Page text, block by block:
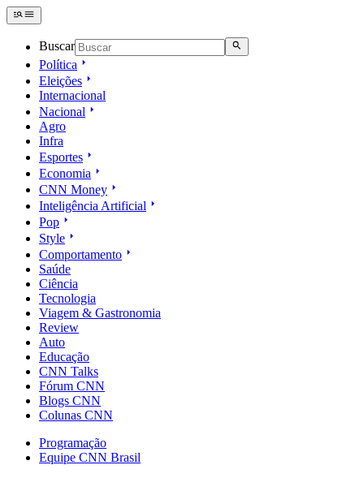
Buscar
Política
Eleições
Internacional
Nacional
Agro
Infra
Esportes
Economia
CNN Money
Inteligência Artificial
Pop
Style
Comportamento
Saúde
Ciência
Tecnologia
Viagem & Gastronomia
Review
Auto
Educação
CNN Talks
Fórum CNN
Blogs CNN
Colunas CNN
Programação
Equipe CNN Brasil